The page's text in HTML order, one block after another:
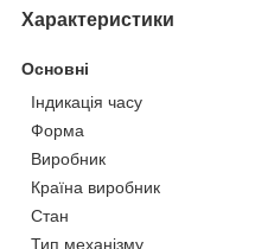
Характеристики
Основні
Індикація часу
Форма
Виробник
Країна виробник
Стан
Тип механізму